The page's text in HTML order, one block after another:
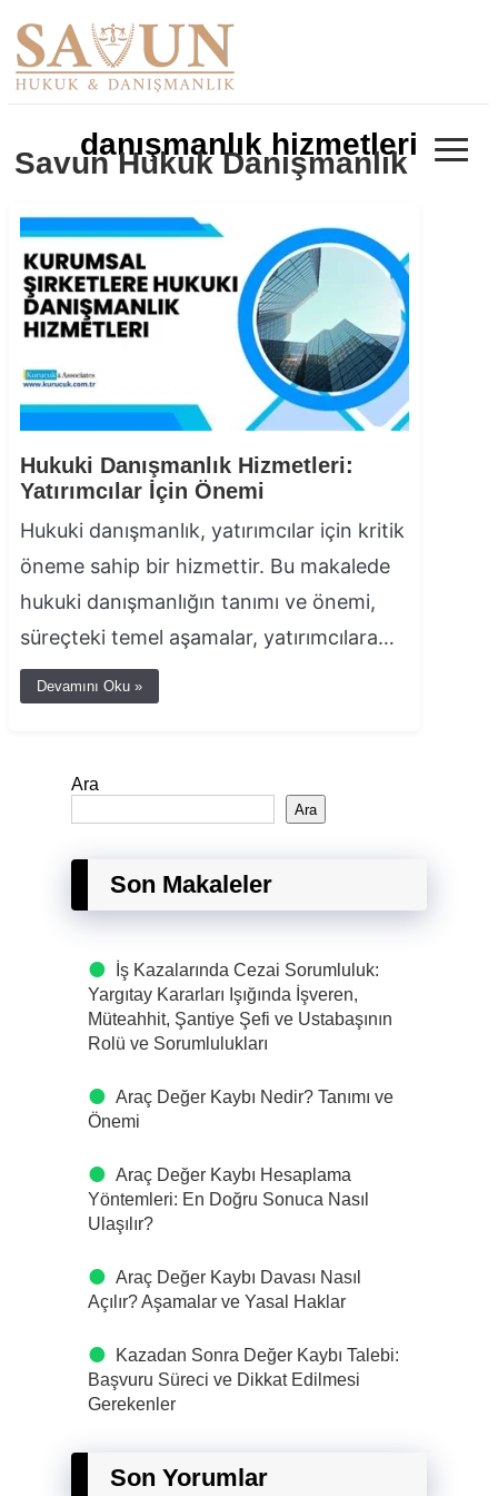
Savun Hukuk Danışmanlık ≡
danışmanlık hizmetleri
Hukuki Danışmanlık Hizmetleri:
Yatırımcılar İçin Önemi
Hukuki danışmanlık, yatırımcılar için kritik
öneme sahip bir hizmettir. Bu makalede
hukuki danışmanlığın tanımı ve önemi,
süreçteki temel aşamalar, yatırımcılara…
Devamını Oku »
Ara
Ara
Son Makaleler
İş Kazalarında Cezai Sorumluluk:
Yargıtay Kararları Işığında İşveren,
Müteahhit, Şantiye Şefi ve Ustabaşının
Rolü ve Sorumlulukları
Araç Değer Kaybı Nedir? Tanımı ve
Önemi
Araç Değer Kaybı Hesaplama
Yöntemleri: En Doğru Sonuca Nasıl
Ulaşılır?
Araç Değer Kaybı Davası Nasıl
Açılır? Aşamalar ve Yasal Haklar
Kazadan Sonra Değer Kaybı Talebi:
Başvuru Süreci ve Dikkat Edilmesi
Gerekenler
Son Yorumlar